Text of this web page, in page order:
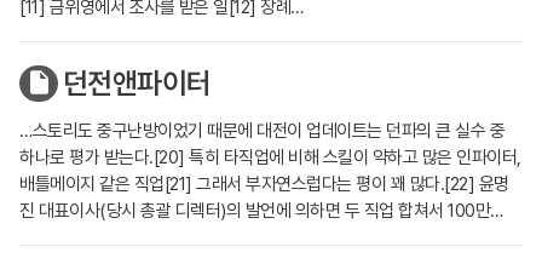
[11] 금위영에서 조사를 받은 일[12] 장례…
던전앤파이터
…스토리도 중구난방이었기 때문에 대전이 업데이트는 던파의 큰 실수 중
하나로 평가 받는다.[20] 특히 타직업에 비해 스킬이 약하고 많은 인파이터,
배틀메이지 같은 직업[21] 그래서 부자연스럽다는 평이 꽤 많다.[22] 윤명
진 대표이사(당시 총괄 디렉터)의 발언에 의하면 두 직업 합쳐서 100만…